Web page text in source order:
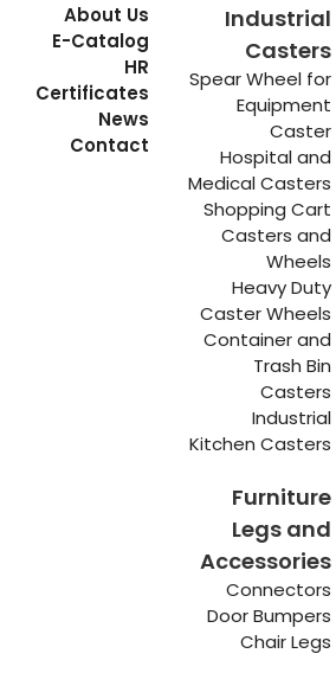
Industrial
Casters
Spear Wheel for
Equipment
Caster
Hospital and
Medical Casters
Shopping Cart
Casters and
Wheels
Heavy Duty
Caster Wheels
Container and
Trash Bin
Casters
Industrial
Kitchen Casters
Furniture
Legs and
Accessories
Connectors
Door Bumpers
Chair Legs
About Us
E-Catalog
HR
Certificates
News
Contact